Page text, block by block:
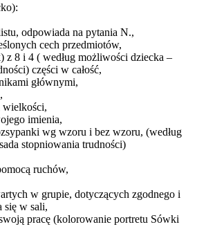
odpowiada na pytania N.,
cech przedmiotów,
z 8 i 4 ( według możliwości dziecka –
części w całość,
głównymi,
wielkości,
imienia,
wg wzoru i bez wzoru, (według
stopniowania trudności)
ruchów,
w grupie, dotyczących zgodnego i
się w sali,
pracę (kolorowanie portretu Sówki